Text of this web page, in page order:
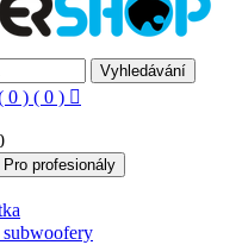
Vyhledávání
0 ) ( 0 ) 
Pro profesionály
subwoofery